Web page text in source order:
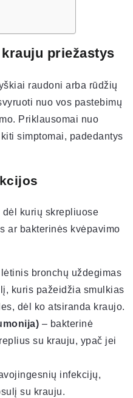
priežastys
raudoni arba rūdžių
nuo vos pastebimų
Priklausomai nuo
simptomai, padedantys
kurių skrepliuose
ar bakterinės kvėpavimo
bronchų uždegimas
kuris pažeidžia smulkias
dėl ko atsiranda kraujo.
– bakterinė
su krauju, ypač jei
infekcijų,
su krauju.